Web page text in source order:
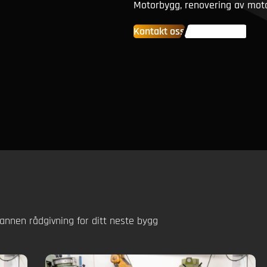
Motorbygg, renovering av
Kontakt ossVåre tjenester
rådgivning for ditt neste bygg